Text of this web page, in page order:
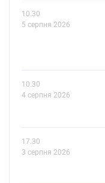
10.30
5 серпня 2026
10.30
4 серпня 2026
17.30
3 серпня 2026